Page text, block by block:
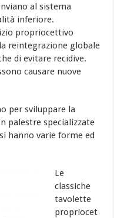
al sistema
inferiore.
propriocettivo
reintegrazione globale
di evitare recidive.
causare nuove
per sviluppare la
palestre specializzate
hanno varie forme ed
Le
classiche
tavolette
propriocet